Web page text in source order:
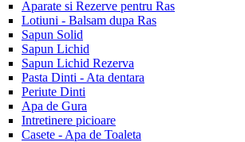
Aparate si Rezerve pentru Ras
Lotiuni - Balsam dupa Ras
Sapun Solid
Sapun Lichid
Sapun Lichid Rezerva
Pasta Dinti - Ata dentara
Periute Dinti
Apa de Gura
Intretinere picioare
Casete - Apa de Toaleta